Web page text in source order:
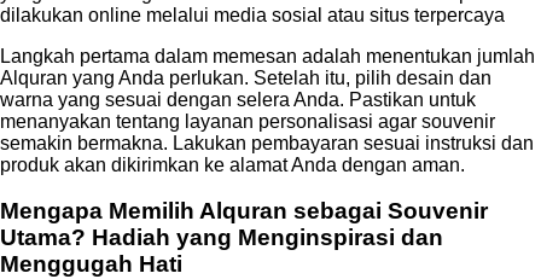
dilakukan online melalui media sosial atau situs terpercaya
Langkah pertama dalam memesan adalah menentukan jumlah
Alquran yang Anda perlukan. Setelah itu, pilih desain dan
warna yang sesuai dengan selera Anda. Pastikan untuk
menanyakan tentang layanan personalisasi agar souvenir
semakin bermakna. Lakukan pembayaran sesuai instruksi dan
produk akan dikirimkan ke alamat Anda dengan aman.
Mengapa Memilih Alquran sebagai Souvenir
Utama? Hadiah yang Menginspirasi dan
Menggugah Hati